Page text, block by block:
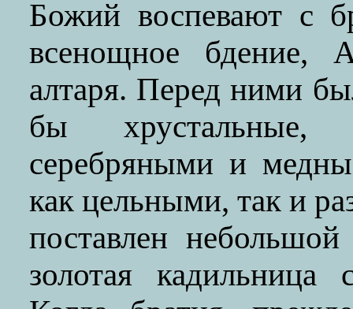
Божий воспевают с
всенощное бдение,
алтаря. Перед ними
бы хрустальные,
серебряными и
как цельными, так и
поставлен
золотая